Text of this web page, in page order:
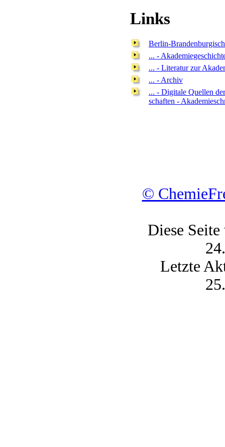
Links
Berlin-
... -
... - Literatur zur
... - Archiv
... - Digitale Quellen
schaften -
©
Diese
Letzte